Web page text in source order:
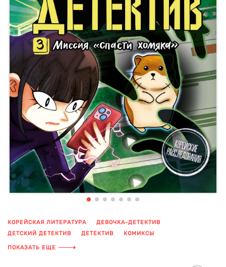
КОРЕЙСКАЯ ЛИТЕРАТУРА
ДЕВОЧКА-ДЕТЕКТИВ
ДЕТСКИЙ ДЕТЕКТИВ
ДЕТЕКТИВ
КОМИКСЫ
РАССЛЕДОВАНИЕ
ЮЖНАЯ КОРЕЯ
ПОКАЗАТЬ ЕЩЕ